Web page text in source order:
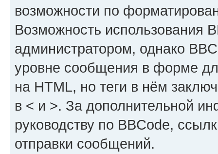
возможности по
Возможность использования
администратором, однако
уровне сообщения в форме
на HTML, но теги в нём
в < и >. За дополнительной
руководству по BBCode,
отправки сообщений.